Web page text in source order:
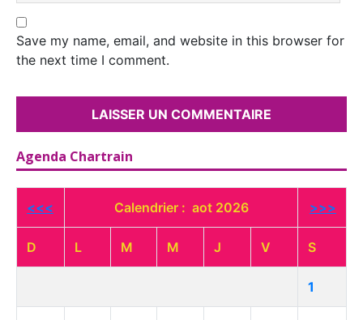
Save my name, email, and website in this browser for
the next time I comment.
Agenda Chartrain
<<< Calendrier : aot 2026 >>>
D L M M J V S
1